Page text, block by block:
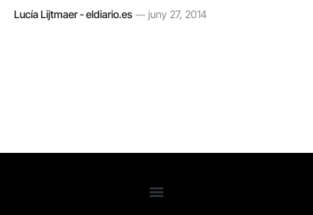
Lucía Lijtmaer - eldiario.es juny 27, 2014